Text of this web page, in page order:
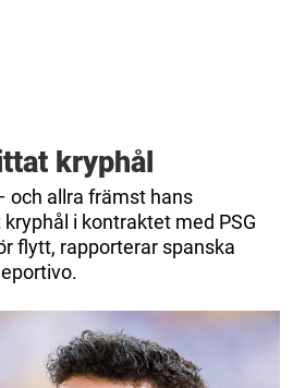
kryphål
och allra främst hans
i kontraktet med PSG
flytt, rapporterar spanska